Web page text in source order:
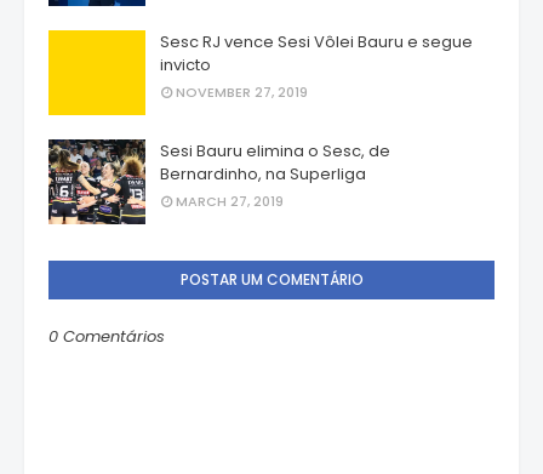
Sesc RJ vence Sesi Vôlei Bauru e segue
invicto
NOVEMBER 27, 2019
Sesi Bauru elimina o Sesc, de
Bernardinho, na Superliga
MARCH 27, 2019
POSTAR UM COMENTÁRIO
0 Comentários